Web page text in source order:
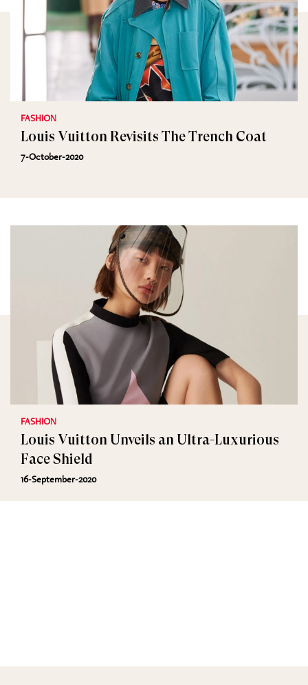
FASHION
Louis Vuitton Revisits The Trench Coat
7-October-2020
FASHION
Louis Vuitton Unveils an Ultra-Luxurious
Face Shield
16-September-2020